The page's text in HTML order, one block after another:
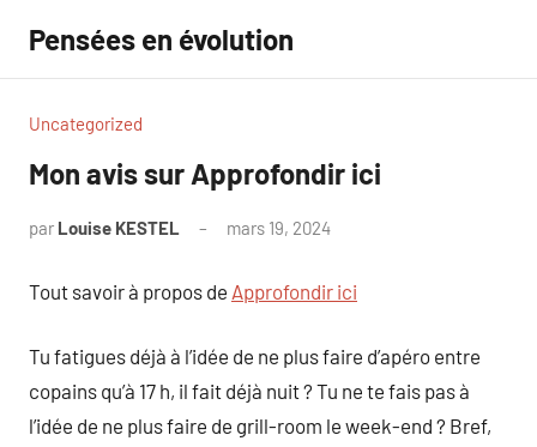
contenu
Pensées en évolution
Uncategorized
Mon avis sur Approfondir ici
par Louise KESTEL mars 19, 2024
Tout savoir à propos de Approfondir ici
Tu fatigues déjà à l’idée de ne plus faire d’apéro entre
copains qu’à 17 h, il fait déjà nuit ? Tu ne te fais pas à
l’idée de ne plus faire de grill-room le week-end ? Bref,